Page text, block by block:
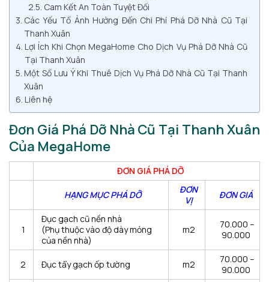
Cam Kết An Toàn Tuyệt Đối
Các Yếu Tố Ảnh Hưởng Đến Chi Phí Phá Dỡ Nhà Cũ Tại
Thanh Xuân
Lợi Ích Khi Chọn MegaHome Cho Dịch Vụ Phá Dỡ Nhà Cũ
Tại Thanh Xuân
Một Số Lưu Ý Khi Thuê Dịch Vụ Phá Dỡ Nhà Cũ Tại Thanh
Xuân
Liên hệ
Đơn Giá Phá Dỡ Nhà Cũ Tại Thanh Xuân
Của MegaHome
ĐƠN GIÁ PHÁ DỠ
HẠNG MỤC PHÁ DỠ
ĐƠN
VỊ
ĐƠN GIÁ
1
Đục gạch cũ nền nhà
(Phụ thuộc vào độ dày mỏng
của nền nhà)
m2
70.000 –
90.000
2 Đục tẩy gạch ốp tường m2
70.000 –
90.000